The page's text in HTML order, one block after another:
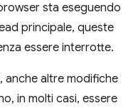
sta eseguendo
principale, queste
essere interrotte.
anche altre modifiche
in molti casi, essere